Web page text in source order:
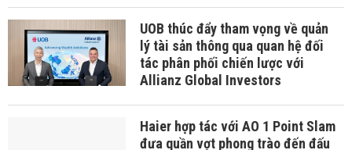
UOB thúc đẩy tham vọng về quản
lý tài sản thông qua quan hệ đối
tác phân phối chiến lược với
Allianz Global Investors
Haier hợp tác với AO 1 Point Slam
đưa quần vợt phong trào đến đấu